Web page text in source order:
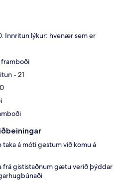
Innritun lýkur: hvenær sem er
framboði
- 21
á móti gestum við komu á
frá gististaðnum gætu verið þýddar